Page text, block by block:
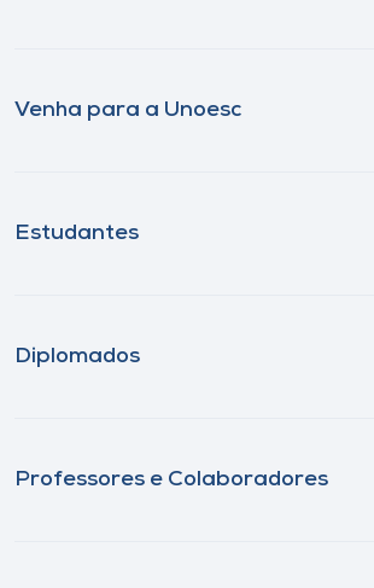
Venha para a Unoesc
Estudantes
Diplomados
Professores e Colaboradores